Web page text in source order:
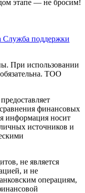
этапе — не бросим!
Служба поддержки
При использовании
ТОО
финансовых
информация носит
источников и
не является
и не
операциям,